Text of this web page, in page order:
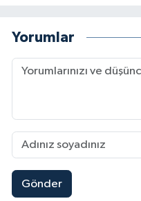
Yorumlar
Gönder